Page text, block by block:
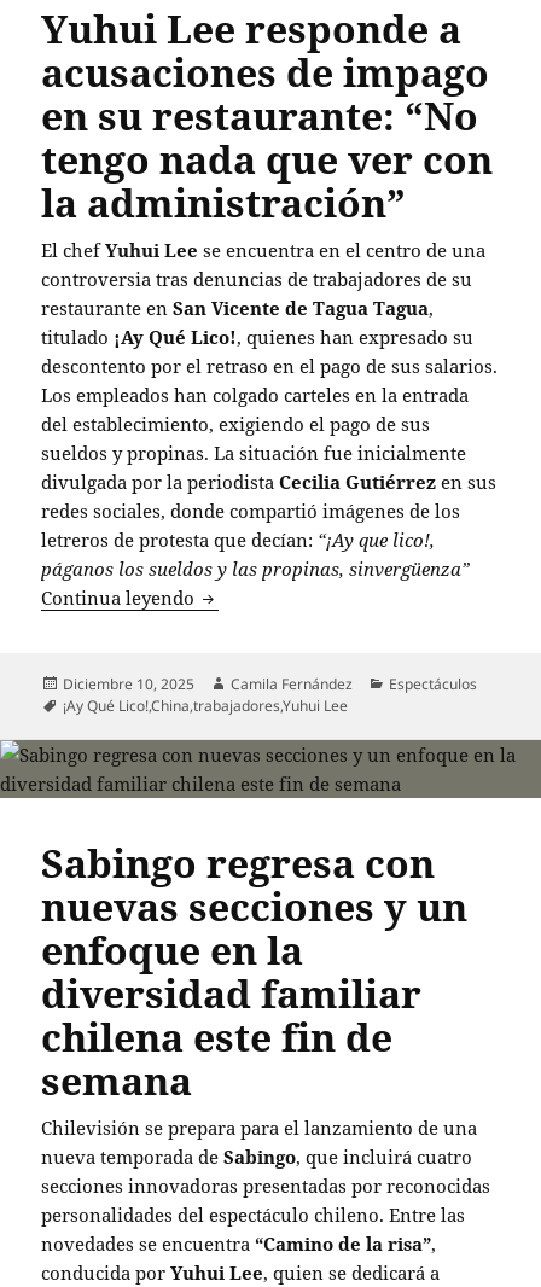
Yuhui Lee responde a
acusaciones de impago
en su restaurante: “No
tengo nada que ver con
la administración”
El chefYuhui Lee se encuentra en el centro de una
controversia tras denuncias de trabajadores de su
restaurante enSan Vicente de Tagua Tagua,
titulado ¡Ay Qué Lico!, quienes han expresado su
descontento por el retraso en el pago de sus salarios.
Los empleados han colgado carteles en la entrada
del establecimiento, exigiendo el pago de sus
sueldos y propinas. La situación fue inicialmente
divulgada por la periodistaCecilia Gutiérrez en sus
redes sociales, donde compartió imágenes de los
letreros de protesta que decían: “¡Ay que lico!,
páganos los sueldos y las propinas, sinvergüenza”
Continua leyendo Yuhui Lee responde a acusaciones de
Publicado
el
Diciembre 10, 2025 Autor
Camila Fernández Categorías
Espectáculos
Etiquetas
¡Ay Qué Lico!,China,trabajadores,Yuhui Lee
Sabingo regresa con
nuevas secciones y un
enfoque en la
diversidad familiar
chilena este fin de
semana
Chilevisión se prepara para el lanzamiento de una
nueva temporada deSabingo, que incluirá cuatro
secciones innovadoras presentadas por reconocidas
personalidades del espectáculo chileno. Entre las
novedades se encuentra“Camino de la risa”,
conducida porYuhui Lee, quien se dedicará a